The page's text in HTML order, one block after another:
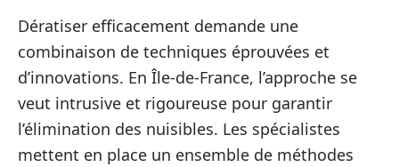
Dératiser efficacement demande une
combinaison de techniques éprouvées et
d’innovations. En Île-de-France, l’approche se
veut intrusive et rigoureuse pour garantir
l’élimination des nuisibles. Les spécialistes
mettent en place un ensemble de méthodes